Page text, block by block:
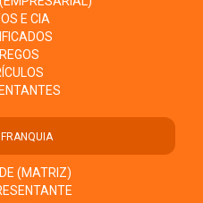
E CIA
(MATRIZ)